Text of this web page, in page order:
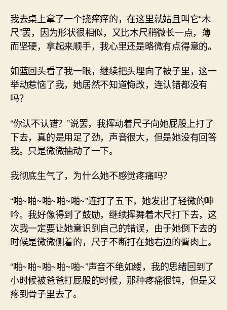
我去桌上拿了一个挠痒痒的，在这里就姑且叫它“木
尺”罢，因为形状很相似，又比木尺稍微长一点，薄
而坚硬，拿起来顺手，我心里还是略微有点得意的。
如蓝回头看了我一眼，继续把头埋向了被子里，这一
举动惹恼了我，她居然不知道悔改，连认错都没有
吗？
“你认不认错？”说罢，我挥动着尺子向她屁股上打了
下去，真的是用足了劲，声音很大，但是她没有回答
我。只是微微抽动了一下。
我彻底生气了，为什么她不感觉疼痛吗？
“啪~啪~啪~啪~啪~”连打了五下，她发出了轻微的呻
吟。我好像得到了鼓励，继续挥舞着木尺打下去，这
次我一定要让她意识到自己的错误，由于她倒下去的
时候是微微侧着的，尺子不断打在她右边的臀肉上。
“啪~啪~啪~啪~啪~”声音不绝如缕，我的思绪回到了
小时候被爸爸打屁股的时候，那种疼痛很钝，但是又
疼到骨子里去了。